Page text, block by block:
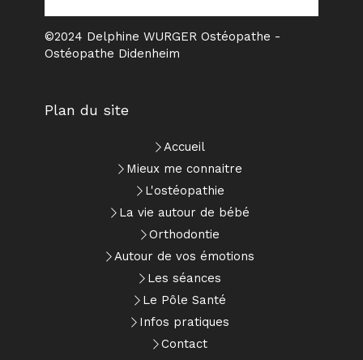
©2024 Delphine WURGER Ostéopathe -
Ostéopathe Didenheim
Plan du site
Accueil
Mieux me connaitre
L'ostéopathie
La vie autour de bébé
Orthodontie
Autour de vos émotions
Les séances
Le Pôle Santé
Infos pratiques
Contact